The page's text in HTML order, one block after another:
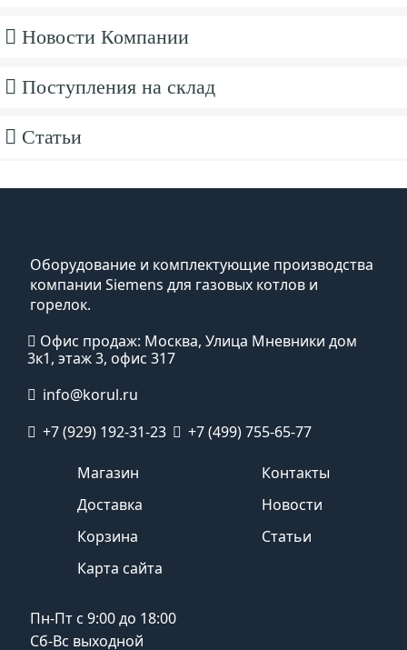
Новости Компании
Поступления на склад
Статьи
Оборудование и комплектующие производства
компании Siemens для газовых котлов и
горелок.
Офис продаж: Москва, Улица Мневники дом
3к1, этаж 3, офис 317
info@korul.ru
+7 (929) 192-31-23
+7 (499) 755-65-77
Магазин
Доставка
Корзина
Карта сайта
Контакты
Новости
Статьи
Пн-Пт с 9:00 до 18:00
Сб-Вс выходной